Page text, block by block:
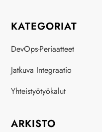
KATEGORIAT
DevOps-Periaatteet
Jatkuva Integraatio
Yhteistyötyökalut
ARKISTO